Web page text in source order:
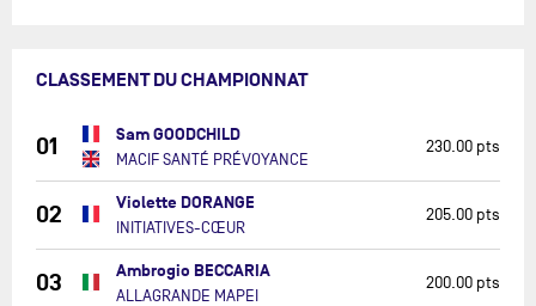
CLASSEMENT DU CHAMPIONNAT
01 Sam GOODCHILD
MACIF SANTÉ PRÉVOYANCE
230.00 pts
02 Violette DORANGE
INITIATIVES-CŒUR
205.00 pts
03 Ambrogio BECCARIA
ALLAGRANDE MAPEI
200.00 pts